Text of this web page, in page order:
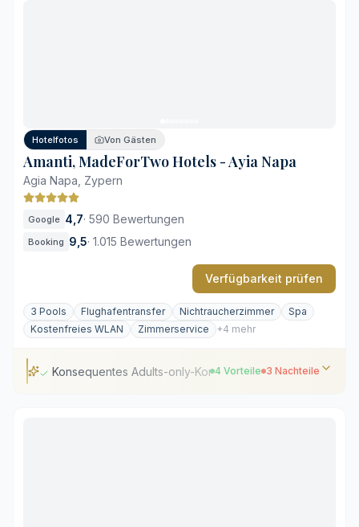
Hotelfotos Von Gästen
Amanti, MadeForTwo Hotels - Ayia Napa
Agia Napa, Zypern
Google 4,7· 590 Bewertungen
Booking 9,5· 1.015 Bewertungen
Verfügbarkeit prüfen
3 Pools Flughafentransfer Nichtraucherzimmer
Spa
Kostenfreies WLAN
Zimmerservice +4 mehr
Konsequentes Adults-only-Konzept für Paare
4 Vorteile 3 Nachteile